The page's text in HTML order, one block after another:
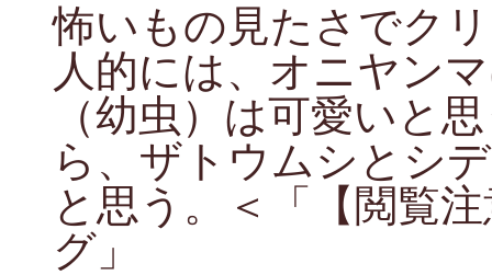
怖いもの見たさでク
人的には、オニヤン
（幼虫）は可愛いと
ら、ザトウムシとシ
と思う。＜「【閲覧
グ」